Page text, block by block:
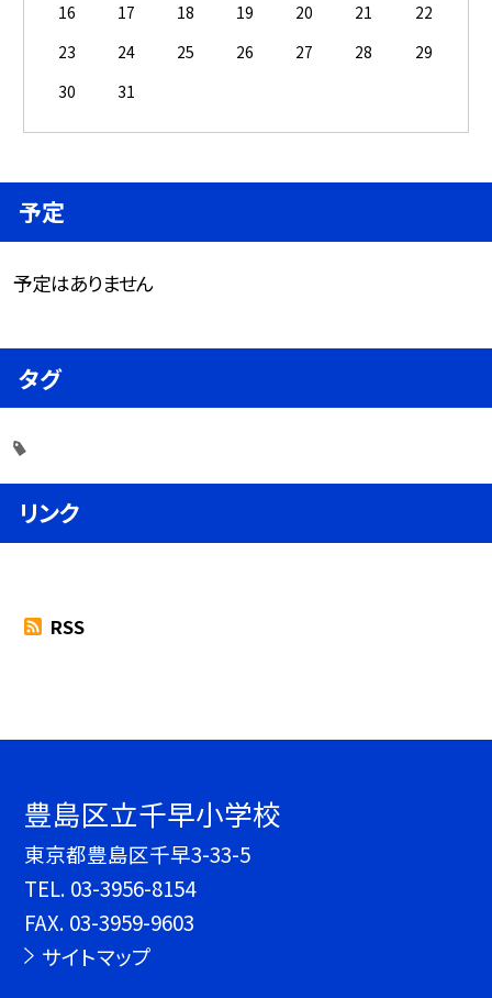
16
17 18 19 20 21
22
23
24 25 26 27 28
29
30
31
予定
予定はありません
タグ
リンク
RSS
豊島区立千早小学校
東京都豊島区千早3-33-5
TEL. 03-3956-8154
FAX. 03-3959-9603
サイトマップ